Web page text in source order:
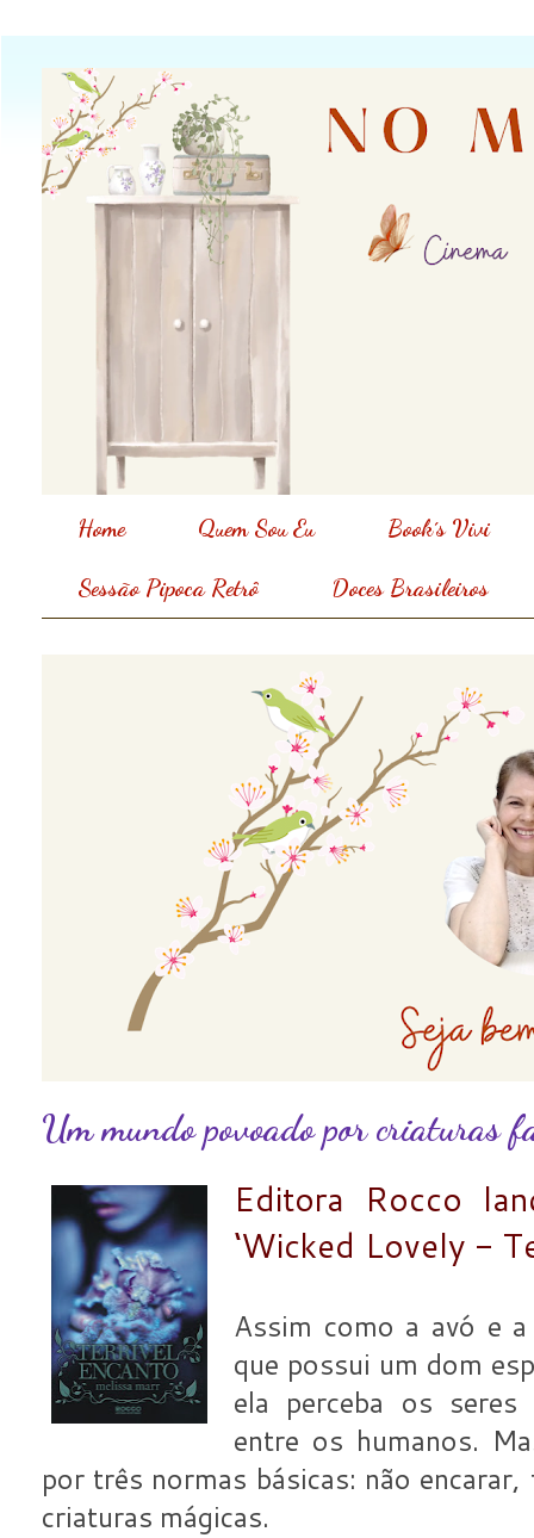
Home Quem Sou Eu Book´s Vivi
Sessão Pipoca Retrô Doces Brasileiros
Um mundo povoado por criaturas
Editora Rocco
‘Wicked Lovely -
Assim como a avó e
que possui um dom
ela perceba os seres
entre os humanos.
por três normas básicas: não
criaturas mágicas.